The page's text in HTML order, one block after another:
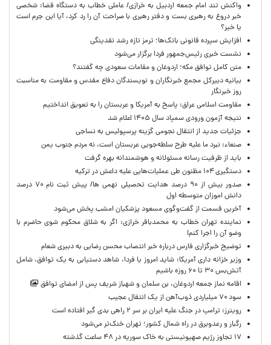
واکنش تند امام جمعه اردبیل به خرازی/ عاملی خطاب به دستگاه قضا: شخصی
خبر دروغ به رهبری بست و دفتر رهبری با صراحت آن را رد کرد، آیا این جرم است
یا خیر؟
افزایش سپرده قانونی بانک‌ها؛ ترمز تازه رشد نقدینگی
نشست خبری رئیس‌جمهور فردا برگزار می‌شود
متن کامل توافق مکه؛ اردوغان و مقامات سعودی چه گفتند؟
بیانیه دبیرکل مجمع خبرنگاران و نویسندگان دفاع مقدس و مقاومت به مناسبت
روز خبرنگار
مقاومت اسلامی عراق: پاسخ به آمریکا و عربستان را به تعویق انداختیم
نتیجه آزمون ورودی سمپاد سال ۱۴۰۵ اعلام شد
جزئیات جدید از انتقال نجومی گزینه پرسپولیس به نساجی
صنعاء: نبرد ما علیه طرح سلطه‌جویی عربستان است، نه مردم جنوب یمن
باید از ظرفیت رسانه مسئولانه و هوشمندانه بهره گرفت
دستگیری ۱۰۴ مظنون طی عملیات‌هایی علیه داعش در ترکیه
صدور بیش از ۹۰ درصد هدایت تحصیلی نهمی ها/ پیش ثبت نام ۷۰ درصد
دانش اموزان متوسطه اول
آخرین قسمت از گفت‌وگوی مسعود پزشکیان امشب پخش می‌شود
نماینده تهران خطاب به محمدباقر خرازی: اگر به شلاق محکوم شوی حاضرم با
وضو آن را اجرا کنم!
توضیح خبرگزاری فارس درباره خبر انتصاب محسن رضایی به دبیری شعام
وزیر خزانه داری آمریکا: شاید امروز یا فردا، شاهد دستیابی به یک توافق، شامل
آتش‌بس ۳۰ تا ۶۰ روزه باشیم
اقامه نماز جمعه اردوغان، بن ‌سلمان و شهباز شریف پس از امضای توافق
سود ۷۰ میلیاردی ذوب‌آهن از یک انتقال عجیب
رویترز: ترامپ در جنگ علیه ایران بر سر ۲ راهی بدی گیر افتاده است
رگبار و رعدوبرق در راه شمال کشور؛ تهران خنک‌تر می‌شود
۱۷ تجاوز رژیم صهیونیستی به خاک سوریه در ۴۸ ساعت گذشته